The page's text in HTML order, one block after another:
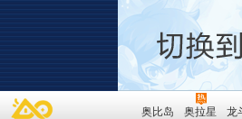
奥比岛 奥拉星 龙